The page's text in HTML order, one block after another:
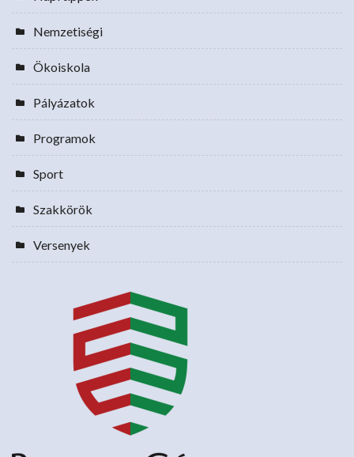
Nemzetiségi
Ökoiskola
Pályázatok
Programok
Sport
Szakkörök
Versenyek